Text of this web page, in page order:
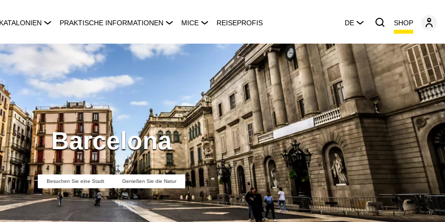
PRAKTISCHE INFORMATIONEN MICE REISEPROFIS DE SHOP
Barcelona
Besuchen Sie eine Stadt Genießen Sie die Natur